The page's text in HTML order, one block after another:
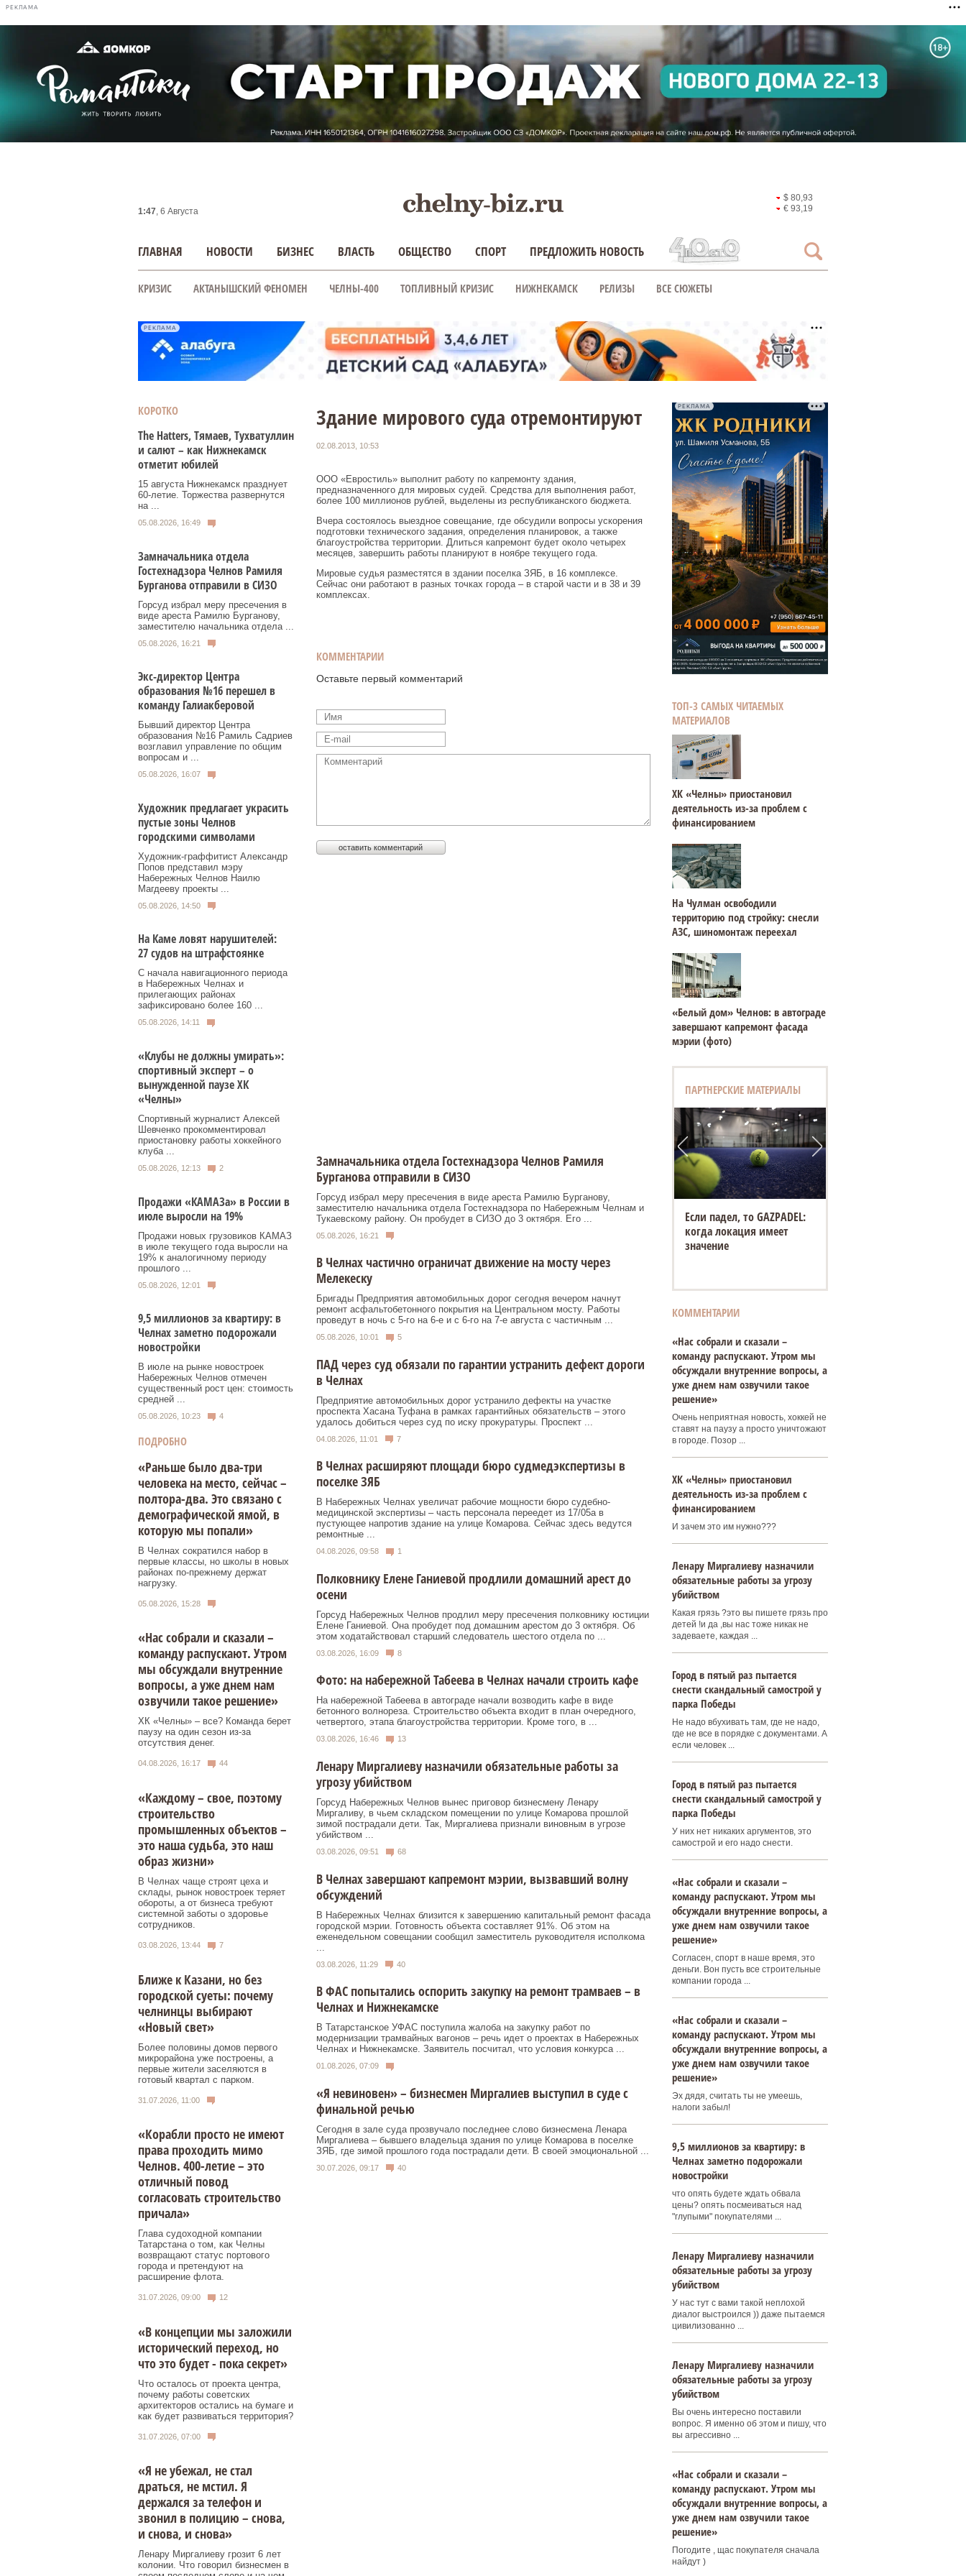
РЕКЛАМА
1:47, 6 Августа
$ 80,93
€ 93,19
ГЛАВНАЯ НОВОСТИ БИЗНЕС ВЛАСТЬ ОБЩЕСТВО СПОРТ ПРЕДЛОЖИТЬ НОВОСТЬ
КРИЗИС АКТАНЫШСКИЙ ФЕНОМЕН ЧЕЛНЫ-400 ТОПЛИВНЫЙ КРИЗИС НИЖНЕКАМСК РЕЛИЗЫ ВСЕ СЮЖЕТЫ
РЕКЛАМА
КОРОТКО
Тhe Нatters, Тямаев, Тухватуллин
и салют – как Нижнекамск
отметит юбилей
15 августа Нижнекамск празднует
60‑летие. Торжества развернутся
на ...
05.08.2026, 16:49
Замначальника отдела
Гостехнадзора Челнов Рамиля
Бурганова отправили в СИЗО
Горсуд избрал меру пресечения в
виде ареста Рамилю Бурганову,
заместителю начальника отдела ...
05.08.2026, 16:21
Экс-директор Центра
образования №16 перешел в
команду Галиакберовой
Бывший директор Центра
образования №16 Рамиль Садриев
возглавил управление по общим
вопросам и ...
05.08.2026, 16:07
Художник предлагает украсить
пустые зоны Челнов
городскими символами
Художник‑граффитист Александр
Попов представил мэру
Набережных Челнов Наилю
Магдееву проекты ...
05.08.2026, 14:50
На Каме ловят нарушителей:
27 судов на штрафстоянке
С начала навигационного периода
в Набережных Челнах и
прилегающих районах
зафиксировано более 160 ...
05.08.2026, 14:11
«Клубы не должны умирать»:
спортивный эксперт – о
вынужденной паузе ХК
«Челны»
Спортивный журналист Алексей
Шевченко прокомментировал
приостановку работы хоккейного
клуба ...
05.08.2026, 12:13 2
Продажи «КАМАЗа» в России в
июле выросли на 19%
Продажи новых грузовиков КАМАЗ
в июле текущего года выросли на
19% к аналогичному периоду
прошлого ...
05.08.2026, 12:01
9,5 миллионов за квартиру: в
Челнах заметно подорожали
новостройки
В июле на рынке новостроек
Набережных Челнов отмечен
существенный рост цен: стоимость
средней ...
05.08.2026, 10:23 4
ПОДРОБНО
«Раньше было два-три
человека на место, сейчас –
полтора-два. Это связано с
демографической ямой, в
которую мы попали»
В Челнах сократился набор в
первые классы, но школы в новых
районах по-прежнему держат
нагрузку.
05.08.2026, 15:28
«Нас собрали и сказали –
команду распускают. Утром
мы обсуждали внутренние
вопросы, а уже днем нам
озвучили такое решение»
ХК «Челны» – все? Команда берет
паузу на один сезон из-за
отсутствия денег.
04.08.2026, 16:17 44
«Каждому – свое, поэтому
строительство
промышленных объектов –
это наша судьба, это наш
образ жизни»
В Челнах чаще строят цеха и
склады, рынок новостроек теряет
обороты, а от бизнеса требуют
системной заботы о здоровье
сотрудников.
03.08.2026, 13:44 7
Ближе к Казани, но без
городской суеты: почему
челнинцы выбирают
«Новый свет»
Более половины домов первого
микрорайона уже построены, а
первые жители заселяются в
готовый квартал с парком.
31.07.2026, 11:00
«Корабли просто не имеют
права проходить мимо
Челнов. 400-летие – это
отличный повод
согласовать строительство
причала»
Глава судоходной компании
Татарстана о том, как Челны
возвращают статус портового
города и претендуют на
расширение флота.
31.07.2026, 09:00 12
«В концепции мы заложили
исторический переход, но
что это будет - пока секрет»
Что осталось от проекта центра,
почему работы советских
архитекторов остались на бумаге и
как будет развиваться территория?
31.07.2026, 07:00
«Я не убежал, не стал
драться, не мстил. Я
держался за телефон и
звонил в полицию – снова,
и снова, и снова»
Ленару Миргалиеву грозит 6 лет
колонии. Что говорил бизнесмен в
Здание мирового суда отремонтируют
02.08.2013, 10:53
ООО «Евростиль» выполнит работу по капремонту здания,
предназначенного для мировых судей. Средства для выполнения работ,
более 100 миллионов рублей, выделены из республиканского бюджета.
Вчера состоялось выездное совещание, где обсудили вопросы ускорения
подготовки технического задания, определения планировок, а также
благоустройства территории. Длиться капремонт будет около четырех
месяцев, завершить работы планируют в ноябре текущего года.
Мировые судья разместятся в здании поселка ЗЯБ, в 16 комплексе.
Сейчас они работают в разных точках города – в старой части и в 38 и 39
комплексах.
КОММЕНТАРИИ
Оставьте первый комментарий
Замначальника отдела Гостехнадзора Челнов Рамиля
Бурганова отправили в СИЗО
Горсуд избрал меру пресечения в виде ареста Рамилю Бурганову,
заместителю начальника отдела Гостехнадзора по Набережным Челнам и
Тукаевскому району. Он пробудет в СИЗО до 3 октября. Его ...
05.08.2026, 16:21
В Челнах частично ограничат движение на мосту через
Мелекеску
Бригады Предприятия автомобильных дорог сегодня вечером начнут
ремонт асфальтобетонного покрытия на Центральном мосту. Работы
проведут в ночь с 5-го на 6-е и с 6-го на 7-е августа с частичным ...
05.08.2026, 10:01 5
ПАД через суд обязали по гарантии устранить дефект дороги
в Челнах
Предприятие автомобильных дорог устранило дефекты на участке
проспекта Хасана Туфана в рамках гарантийных обязательств – этого
удалось добиться через суд по иску прокуратуры. Проспект ...
04.08.2026, 11:01 7
В Челнах расширяют площади бюро судмедэкспертизы в
поселке ЗЯБ
В Набережных Челнах увеличат рабочие мощности бюро судебно-
медицинской экспертизы – часть персонала переедет из 17/05а в
пустующее напротив здание на улице Комарова. Сейчас здесь ведутся
ремонтные ...
04.08.2026, 09:58 1
Полковнику Елене Ганиевой продлили домашний арест до
осени
Горсуд Набережных Челнов продлил меру пресечения полковнику юстиции
Елене Ганиевой. Она пробудет под домашним арестом до 3 октября. Об
этом ходатайствовал старший следователь шестого отдела по ...
03.08.2026, 16:09 8
Фото: на набережной Табеева в Челнах начали строить кафе
На набережной Табеева в автограде начали возводить кафе в виде
бетонного волнореза. Строительство объекта входит в план очередного,
четвертого, этапа благоустройства территории. Кроме того, в ...
03.08.2026, 16:46 13
Ленару Миргалиеву назначили обязательные работы за
угрозу убийством
Горсуд Набережных Челнов вынес приговор бизнесмену Ленару
Миргаливу, в чьем складском помещении по улице Комарова прошлой
зимой пострадали дети. Так, Миргалиева признали виновным в угрозе
убийством ...
03.08.2026, 09:51 68
В Челнах завершают капремонт мэрии, вызвавший волну
обсуждений
В Набережных Челнах близится к завершению капитальный ремонт фасада
городской мэрии. Готовность объекта составляет 91%. Об этом на
еженедельном совещании сообщил заместитель руководителя исполкома
03.08.2026, 11:29 40
В ФАС попытались оспорить закупку на ремонт трамваев – в
Челнах и Нижнекамске
В Татарстанское УФАС поступила жалоба на закупку работ по
модернизации трамвайных вагонов – речь идет о проектах в Набережных
Челнах и Нижнекамске. Заявитель посчитал, что условия конкурса ...
01.08.2026, 07:09
«Я невиновен» – бизнесмен Миргалиев выступил в суде с
финальной речью
Сегодня в зале суда прозвучало последнее слово бизнесмена Ленара
Миргалиева – бывшего владельца здания по улице Комарова в поселке
ЗЯБ, где зимой прошлого года пострадали дети. В своей эмоциональной ...
30.07.2026, 09:17 40
РЕКЛАМА
ТОП-3 САМЫХ ЧИТАЕМЫХ
МАТЕРИАЛОВ
ХК «Челны» приостановил
деятельность из-за проблем с
финансированием
На Чулман освободили
территорию под стройку: снесли
АЗС, шиномонтаж переехал
«Белый дом» Челнов: в автограде
завершают капремонт фасада
мэрии (фото)
ПАРТНЕРСКИЕ МАТЕРИАЛЫ
Если падел, то GAZPADEL:
когда локация имеет
значение
КОММЕНТАРИИ
«Нас собрали и сказали –
команду распускают. Утром мы
обсуждали внутренние вопросы, а
уже днем нам озвучили такое
решение»
Очень неприятная новость, хоккей не
ставят на паузу а просто уничтожают
в городе. Позор ...
ХК «Челны» приостановил
деятельность из-за проблем с
финансированием
И зачем это им нужно???
Ленару Миргалиеву назначили
обязательные работы за угрозу
убийством
Какая грязь ?это вы пишете грязь про
детей !и да ,вы нас тоже никак не
задеваете, каждая ...
Город в пятый раз пытается
снести скандальный самострой у
парка Победы
Не надо вбухивать там, где не надо,
где не все в порядке с документами. А
если человек ...
Город в пятый раз пытается
снести скандальный самострой у
парка Победы
У них нет никаких аргументов, это
самострой и его надо снести.
«Нас собрали и сказали –
команду распускают. Утром мы
обсуждали внутренние вопросы, а
уже днем нам озвучили такое
решение»
Согласен, спорт в наше время, это
деньги. Вон пусть все строительные
компании города ...
«Нас собрали и сказали –
команду распускают. Утром мы
обсуждали внутренние вопросы, а
уже днем нам озвучили такое
решение»
Эх дядя, считать ты не умеешь,
налоги забыл!
9,5 миллионов за квартиру: в
Челнах заметно подорожали
новостройки
что опять будете ждать обвала
цены? опять посмеиваться над
"глупыми" покупателями ...
Ленару Миргалиеву назначили
обязательные работы за угрозу
убийством
У нас тут с вами такой неплохой
диалог выстроился )) даже пытаемся
цивилизованно ...
Ленару Миргалиеву назначили
обязательные работы за угрозу
убийством
Вы очень интересно поставили
вопрос. Я именно об этом и пишу, что
вы агрессивно ...
«Нас собрали и сказали –
команду распускают. Утром мы
обсуждали внутренние вопросы, а
уже днем нам озвучили такое
решение»
Погодите , щас покупателя сначала
найдут )